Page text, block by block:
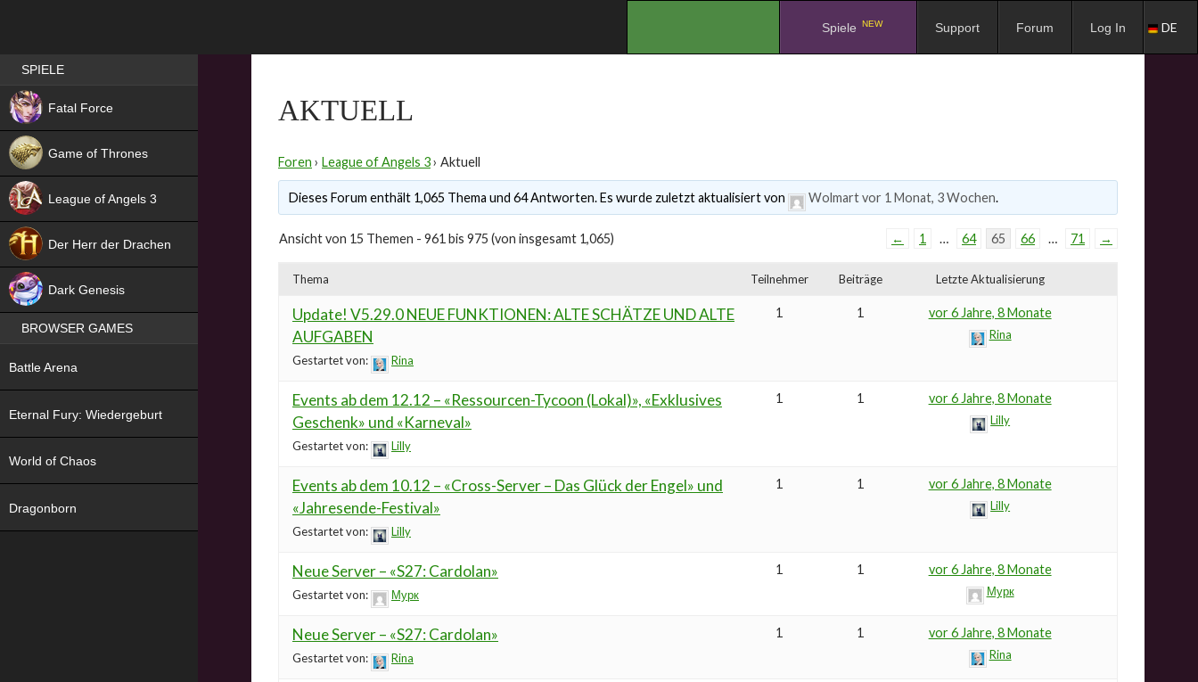
Spiele NEW Support Forum Log In DE
AKTUELL
Foren › League of Angels 3› Aktuell
Dieses Forum enthält 1,065 Thema und 64 Antworten. Es wurde zuletzt aktualisiert von Wolmartvor 1 Monat, 3 Wochen.
Ansicht von 15 Themen - 961 bis 975 (von insgesamt 1,065) ← 1 … 64 65 66 … 71 →
Thema Teilnehmer Beiträge Letzte Aktualisierung
Update! V5.29.0 NEUE FUNKTIONEN: ALTE SCHÄTZE UND ALTE
AUFGABEN
Gestartet von: Rina
1 1 vor 6 Jahre, 8 Monate
Rina
Events ab dem 12.12 – «Ressourcen-Tycoon (Lokal)», «Exklusives
Geschenk» und «Karneval»
Gestartet von: Lilly
1 1 vor 6 Jahre, 8 Monate
Lilly
Events ab dem 10.12 – «Cross-Server – Das Glück der Engel» und
«Jahresende-Festival»
Gestartet von: Lilly
1 1 vor 6 Jahre, 8 Monate
Lilly
Neue Server – «S27: Cardolan»
Gestartet von: Мурк
1 1 vor 6 Jahre, 8 Monate
Мурк
Neue Server – «S27: Cardolan»
Gestartet von: Rina
1 1 vor 6 Jahre, 8 Monate
Rina
Best RPG games in Germany
SPIELE
Fatal Force
Game of Thrones
League of Angels 3
Der Herr der Drachen
Dark Genesis
BROWSER GAMES
Battle Arena
Eternal Fury: Wiedergeburt
World of Chaos
Dragonborn